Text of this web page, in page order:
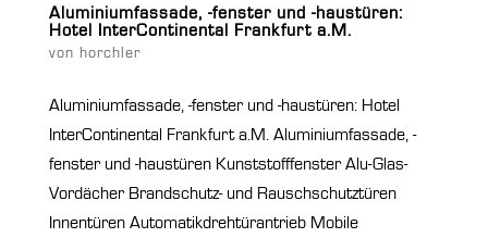
Aluminiumfassade, -fenster und -haustüren:
Hotel InterContinental Frankfurt a.M.
von horchler
Aluminiumfassade, -fenster und -haustüren: Hotel
InterContinental Frankfurt a.M. Aluminiumfassade, -
fenster und -haustüren Kunststofffenster Alu-Glas-
Vordächer Brandschutz- und Rauschschutztüren
Innentüren Automatikdrehtürantrieb Mobile